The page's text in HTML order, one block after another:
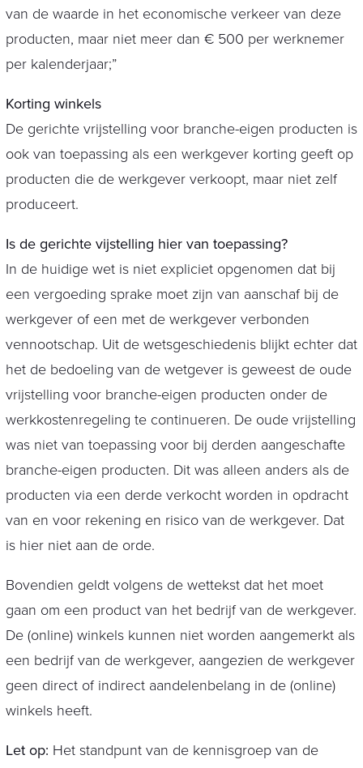
van de waarde in het economische verkeer van deze
producten, maar niet meer dan € 500 per werknemer
per kalenderjaar;”
Korting winkels
De gerichte vrijstelling voor branche-eigen producten is
ook van toepassing als een werkgever korting geeft op
producten die de werkgever verkoopt, maar niet zelf
produceert.
Is de gerichte vijstelling hier van toepassing?
In de huidige wet is niet expliciet opgenomen dat bij
een vergoeding sprake moet zijn van aanschaf bij de
werkgever of een met de werkgever verbonden
vennootschap. Uit de wetsgeschiedenis blijkt echter dat
het de bedoeling van de wetgever is geweest de oude
vrijstelling voor branche-eigen producten onder de
werkkostenregeling te continueren. De oude vrijstelling
was niet van toepassing voor bij derden aangeschafte
branche-eigen producten. Dit was alleen anders als de
producten via een derde verkocht worden in opdracht
van en voor rekening en risico van de werkgever. Dat
is hier niet aan de orde.
Bovendien geldt volgens de wettekst dat het moet
gaan om een product van het bedrijf van de werkgever.
De (online) winkels kunnen niet worden aangemerkt als
een bedrijf van de werkgever, aangezien de werkgever
geen direct of indirect aandelenbelang in de (online)
winkels heeft.
Let op: Het standpunt van de kennisgroep van de